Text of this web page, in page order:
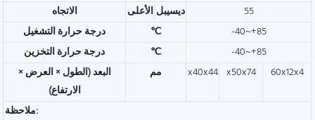
الاتجاه
الأعلى ديسيبل
55
درجة حرارة التشغيل
℃
-40~+85
درجة حرارة التخزين
℃
-40~+85
البعد (الطول × العرض ×
الارتفاع)
مم x40x44 x50x74 60x12x4
ملاحظة: